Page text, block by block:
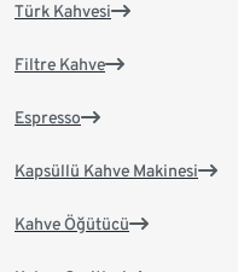
Türk Kahvesi
Filtre Kahve
Espresso
Kapsüllü Kahve Makinesi
Kahve Öğütücü